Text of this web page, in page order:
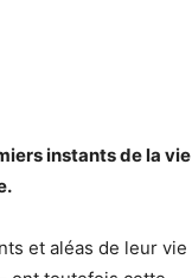
instants de la vie
et aléas de leur vie